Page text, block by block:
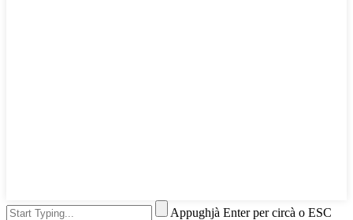
Appughjà Enter per circà o ESC